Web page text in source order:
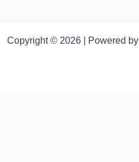
Copyright © 2026 | Powered by